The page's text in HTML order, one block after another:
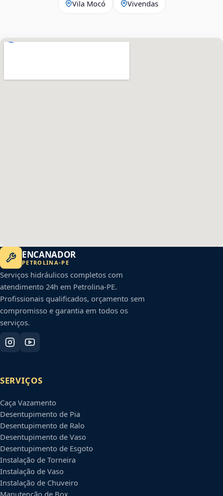
Vila Mocó Vivendas
ENCANADOR
PETROLINA-PE
Serviços hidráulicos completos com
atendimento 24h em Petrolina-PE.
Profissionais qualificados, orçamento sem
compromisso e garantia em todos os
serviços.
SERVIÇOS
Caça Vazamento
Desentupimento de Pia
Desentupimento de Ralo
Desentupimento de Vaso
Desentupimento de Esgoto
Instalação de Torneira
Instalação de Vaso
Instalação de Chuveiro
Manutenção de Box